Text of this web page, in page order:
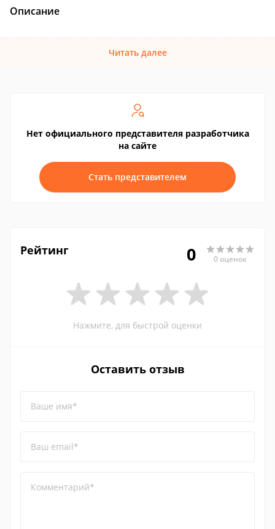
Описание
Читать далее
Нет официального представителя разработчика
на сайте
Стать представителем
Рейтинг 0 0 оценок
Нажмите, для быстрой оценки
Оставить отзыв
Ваше имя*
Ваш email*
Комментарий*